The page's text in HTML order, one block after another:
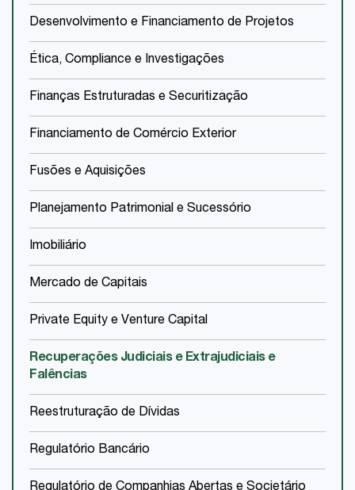
Desenvolvimento e Financiamento de Projetos
Ética, Compliance e Investigações
Finanças Estruturadas e Securitização
Financiamento de Comércio Exterior
Fusões e Aquisições
Planejamento Patrimonial e Sucessório
Imobiliário
Mercado de Capitais
Private Equity e Venture Capital
Recuperações Judiciais e Extrajudiciais e
Falências
Reestruturação de Dívidas
Regulatório Bancário